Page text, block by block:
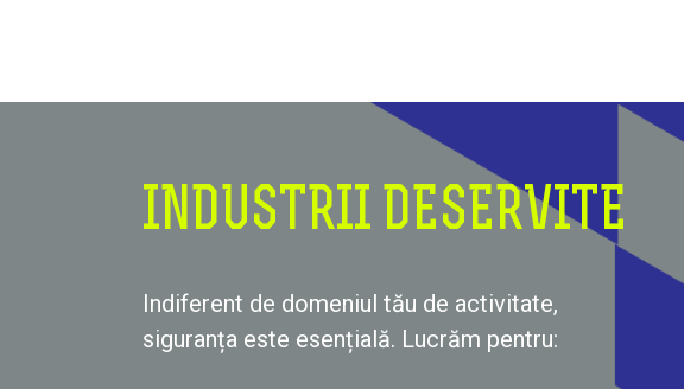
INDUSTRII DESERVITE
Indiferent de domeniul tău de activitate,
siguranța este esențială. Lucrăm pentru: